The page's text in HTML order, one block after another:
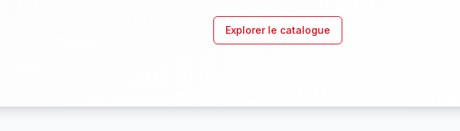
Explorer le catalogue